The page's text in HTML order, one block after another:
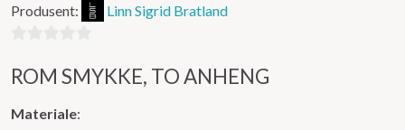
Produsent: Linn Sigrid Bratland
ut
5
ROM SMYKKE, TO ANHENG
Materiale: